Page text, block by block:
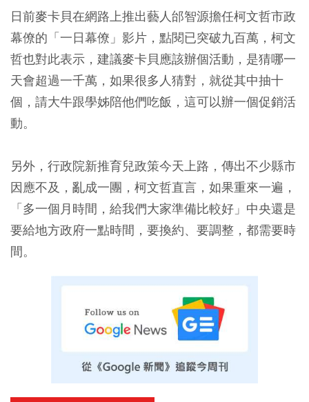
日前麥卡貝在網路上推出藝人邰智源擔任柯文哲市政
幕僚的「一日幕僚」影片，點閱已突破九百萬，柯文
哲也對此表示，建議麥卡貝應該辦個活動，是猜哪一
天會超過一千萬，如果很多人猜對，就從其中抽十
個，請大牛跟學姊陪他們吃飯，這可以辦一個促銷活
動。
另外，行政院新推育兒政策今天上路，傳出不少縣市
因應不及，亂成一團，柯文哲直言，如果重來一遍，
「多一個月時間，給我們大家準備比較好」中央還是
要給地方政府一點時間，要換約、要調整，都需要時
間。